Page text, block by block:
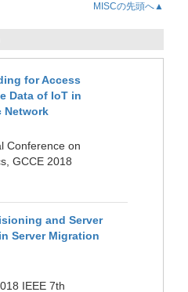
MISCの先頭へ▲
for Access
Data of IoT in
Network
Conference on
GCCE 2018
and Server
Server Migration
IEEE 7th